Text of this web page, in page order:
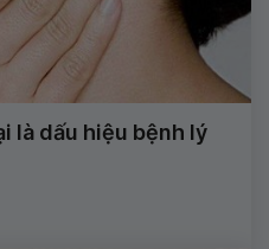
là dấu hiệu bệnh lý